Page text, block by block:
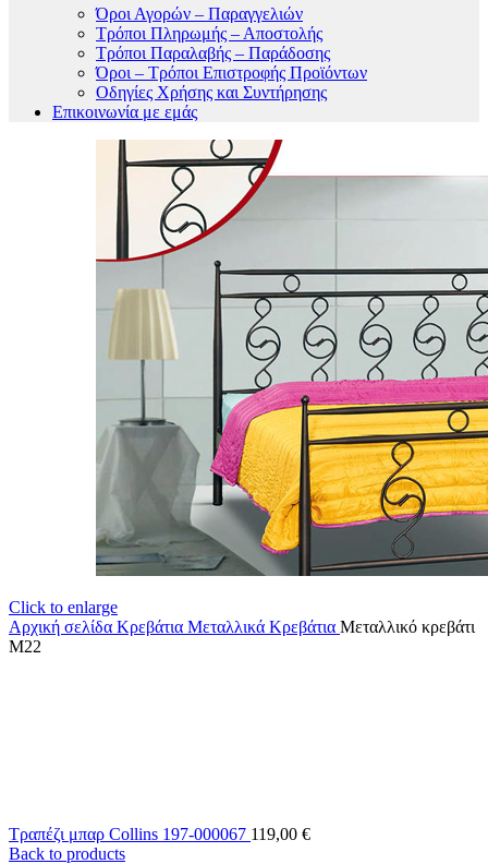
Όροι Αγορών – Παραγγελιών
Τρόποι Πληρωμής – Αποστολής
Τρόποι Παραλαβής – Παράδοσης
Όροι – Τρόποι Επιστροφής Προϊόντων
Οδηγίες Χρήσης και Συντήρησης
Επικοινωνία με εμάς
Click to enlarge
Αρχική σελίδα Κρεβάτια Μεταλλικά Κρεβάτια Μεταλλικό κρεβάτι
Μ22
Τραπέζι μπαρ Collins 197-000067 119,00 €
Back to products